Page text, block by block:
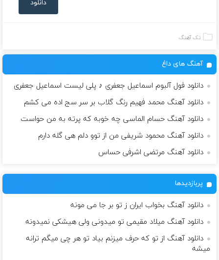
دانلود
تک آهنگ
آهنگ های داغ
دانلود فول آلبوم اسماعیل جعفری ♪ پلی لیست اسماعیل جعفری
دانلود آهنگ محمد فهیم رنگ گلاب بر سر سج اده می کشم
دانلود آهنگ حسام الماسی چه خوبه که پرته به من حواست
دانلود آهنگ محمود شریفی من از توو دلم هی گله دارم
دانلود آهنگ مرتضی اشرفی حساس
پربازدیدها
دانلود آهنگ بخواب ایران ز تو بر جا می مونه
دانلود آهنگ میلاد مقیمی تو میدونی ولی هیشکی نمیدونه
دانلود آهنگ از تو که حرف میزنم بیاد تو هر چی میگم ترانه
میشه